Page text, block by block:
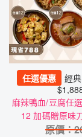
任選優惠
經
麻辣鴨血/豆腐任
12 加碼贈原味
原價：